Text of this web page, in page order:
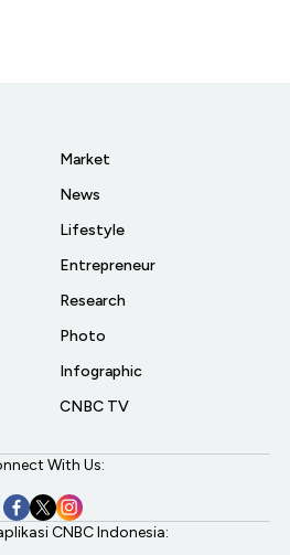
Market
News
Lifestyle
Entrepreneur
Research
Photo
Infographic
CNBC TV
With Us:
CNBC Indonesia: